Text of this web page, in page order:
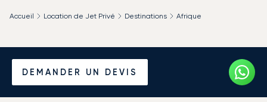
DEMANDER UN DEVIS
Accueil Location de Jet Privé Destinations Afrique
Louer un Jet Privé depuis et
vers le Maroc